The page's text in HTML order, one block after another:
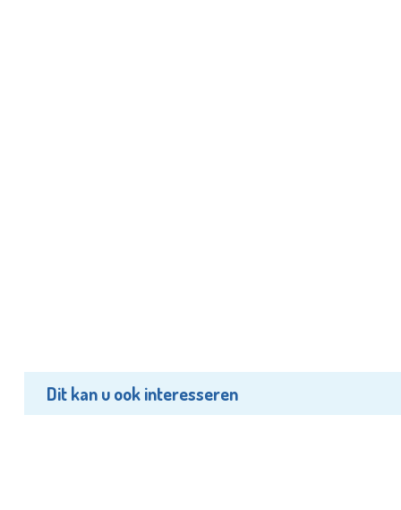
Dit kan u ook interesseren